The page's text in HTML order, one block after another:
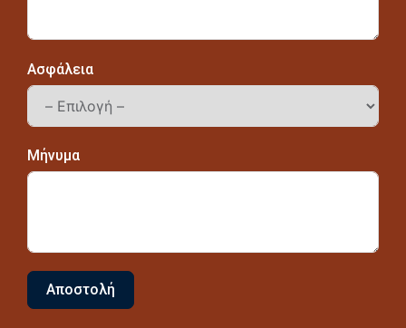
Ασφάλεια
Μήνυμα
Αποστολή